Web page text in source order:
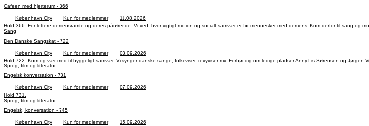
Cafeen med hjerterum - 366
København City Kun for medlemmer
11.08.2026
Hold 366. For lettere demensramte og deres pårørende. Vi ved, hvor vigtigt motion og socialt samvær er for mennesker med demens. Kom derfor til sang og
Sang
Den Danske Sangskat - 722
København City Kun for medlemmer
03.09.2026
Hold 722. Kom og vær med til hyggeligt samvær. Vi synger danske sange, folkeviser, revyviser mv. Forhør dig om ledige pladser.Anny Lis Sørensen og Jørgen
Sprog, film og litteratur
Engelsk konversation - 731
København City Kun for medlemmer
07.09.2026
Hold 731.
Sprog, film og litteratur
Engelsk, konversation - 745
København City Kun for medlemmer
15.09.2026